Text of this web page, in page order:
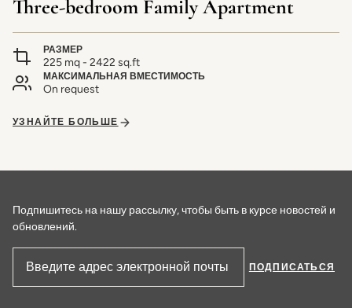
Three-bedroom Family Apartment
РАЗМЕР
225 mq - 2422 sq.ft
МАКСИМАЛЬНАЯ ВМЕСТИМОСТЬ
On request
УЗНАЙТЕ БОЛЬШЕ
Подпишитесь на нашу рассылку, чтобы быть в курсе новостей и
обновлений.
Адрес электронной почты
ПОДПИСАТЬСЯ